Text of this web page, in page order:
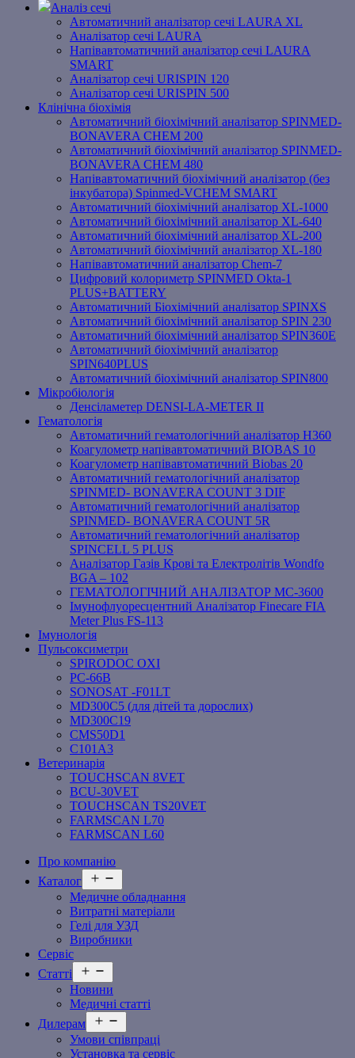
Аналіз сечі
Автоматичний аналізатор сечі LAURA XL
Аналізатор сечі LAURA
Напівавтоматичний аналізатор сечі LAURA
SMART
Аналізатор сечі URISPIN 120
Аналізатор сечі URISPIN 500
Клінічна біохімія
Автоматичний біохімічний аналізатор SPINMED-
BONAVERA CHEM 200
Автоматичний біохімічний аналізатор SPINMED-
BONAVERA CHEM 480
Напівавтоматичний біохімічний аналізатор (без
інкубатора) Spinmed-VCHEM SMART
Автоматичний біохімічний аналізатор XL-1000
Автоматичний біохімічний аналізатор XL-640
Автоматичний біохімічний аналізатор XL-200
Автоматичний біохімічний аналізатор XL-180
Напівавтоматичний аналізатор Chem-7
Цифровий колориметр SPINMED Okta-1
PLUS+BATTERY
Автоматичний Біохімічний аналізатор SPINXS
Автоматичний біохімічний аналізатор SPIN 230
Автоматичний біохімічний аналізатор SPIN360E
Автоматичний біохімічний аналізатор
SPIN640PLUS
Автоматичний біохімічний аналізатор SPIN800
Мікробіологія
Денсіламетер DENSI-LA-METER ІІ
Гематологія
Автоматичний гематологічний аналізатор Н360
Коагулометр напівавтоматичний BIOBAS 10
Коагулометр напівавтоматичний Biobas 20
Автоматичний гематологічний аналізатор
SPINMED- BONAVERA COUNT 3 DIF
Автоматичний гематологічний аналізатор
SPINMED- BONAVERA COUNT 5R
Автоматичний гематологічний аналізатор
SPINCELL 5 PLUS
Аналізатор Газів Крові та Електролітів Wondfo
BGA – 102
ГЕМАТОЛОГІЧНИЙ АНАЛІЗАТОР MC-3600
Імунофлуоресцентний Аналізатор Finecare FIA
Meter Plus FS-113
Імунологія
Пульсоксиметри
SPIRODOC OXI
PC-66B
SONOSAT -F01LT
MD300C5 (для дітей та дорослих)
MD300C19
СMS50D1
С101A3
Ветеринарія
TOUCHSCAN 8VET
BCU-30VET
TOUCHSCAN TS20VET
FARMSCAN L70
FARMSCAN L60
Про компанію
Каталог
меню
Медичне обладнання
Витратні матеріали
Гелі для УЗД
Виробники
Сервіс
Статті
меню
Новини
Медичні статті
Дилерам
меню
Умови співпраці
Установка та сервіс